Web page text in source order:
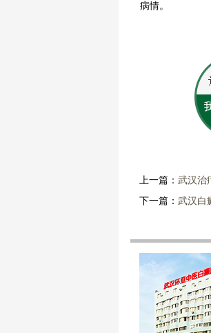
病情。
上一篇： 武汉治
下一篇： 武汉白